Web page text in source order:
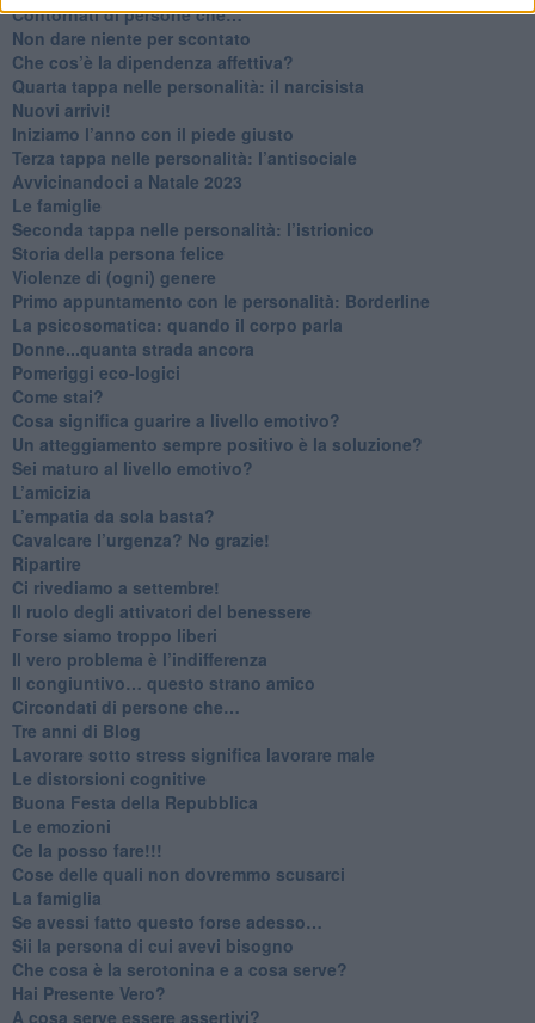
Contornati di persone che…
Non dare niente per scontato
Che cos’è la dipendenza affettiva?
Quarta tappa nelle personalità: il narcisista
​Nuovi arrivi!
​Iniziamo l’anno con il piede giusto
​Terza tappa nelle personalità: l’antisociale
​Avvicinandoci a Natale 2023
Le famiglie
Seconda tappa nelle personalità: l’istrionico
​Storia della persona felice
Violenze di (ogni) genere
​Primo appuntamento con le personalità: Borderline
La psicosomatica: quando il corpo parla
Donne...quanta strada ancora
​Pomeriggi eco-logici
​Come stai?
Cosa significa guarire a livello emotivo?
​Un atteggiamento sempre positivo è la soluzione?
​Sei maturo al livello emotivo?
​L’amicizia
​L’empatia da sola basta?
​Cavalcare l’urgenza? No grazie!
Ripartire
​Ci rivediamo a settembre!
​Il ruolo degli attivatori del benessere
​Forse siamo troppo liberi
​Il vero problema è l’indifferenza
​Il congiuntivo… questo strano amico
​Circondati di persone che…
​Tre anni di Blog
​Lavorare sotto stress significa lavorare male
​Le distorsioni cognitive
​Buona Festa della Repubblica
Le emozioni
​Ce la posso fare!!!
​Cose delle quali non dovremmo scusarci
​La famiglia
​Se avessi fatto questo forse adesso…
​Sii la persona di cui avevi bisogno
Che cosa è la serotonina e a cosa serve?
​Hai Presente Vero?
A cosa serve essere assertivi?